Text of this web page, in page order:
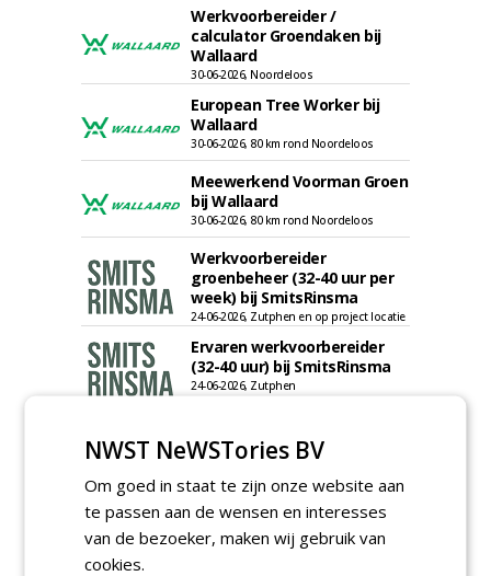
Werkvoorbereider /
calculator Groendaken bij
Wallaard
30-06-2026, Noordeloos
European Tree Worker bij
Wallaard
30-06-2026, 80 km rond Noordeloos
Meewerkend Voorman Groen
bij Wallaard
30-06-2026, 80 km rond Noordeloos
Werkvoorbereider
groenbeheer (32-40 uur per
week) bij SmitsRinsma
24-06-2026, Zutphen en op project locatie
Ervaren werkvoorbereider
(32-40 uur) bij SmitsRinsma
24-06-2026, Zutphen
NWST NeWSTories BV
Om goed in staat te zijn onze website aan
te passen aan de wensen en interesses
van de bezoeker, maken wij gebruik van
cookies.